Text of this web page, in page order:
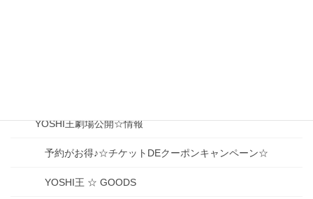
YOSHI王劇場公開☆情報
予約がお得♪☆チケットDEクーポンキャンペーン☆
YOSHI王 ☆ GOODS